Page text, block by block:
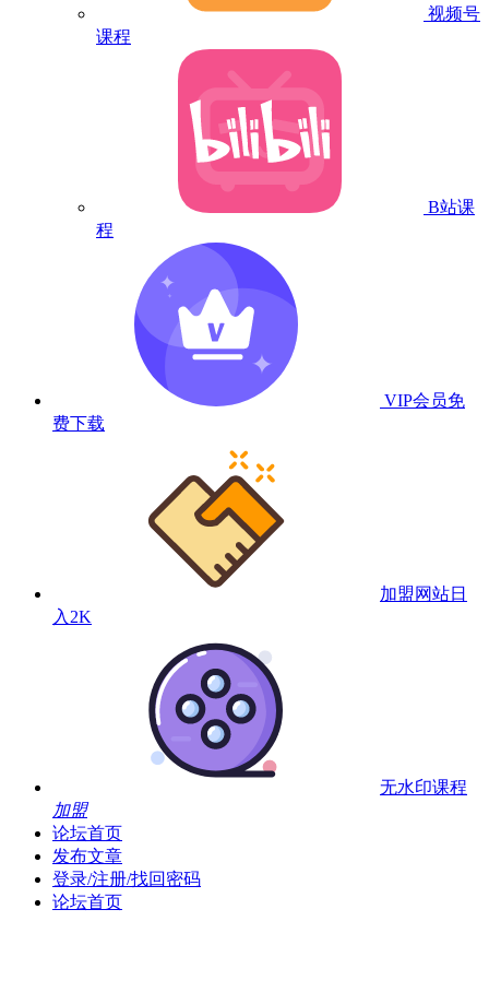
视频号
课程
B站课
程
VIP会员免
费下载
加盟网站日
入2K
无水印课程
加盟
论坛首页
发布文章
登录/注册/找回密码
论坛首页